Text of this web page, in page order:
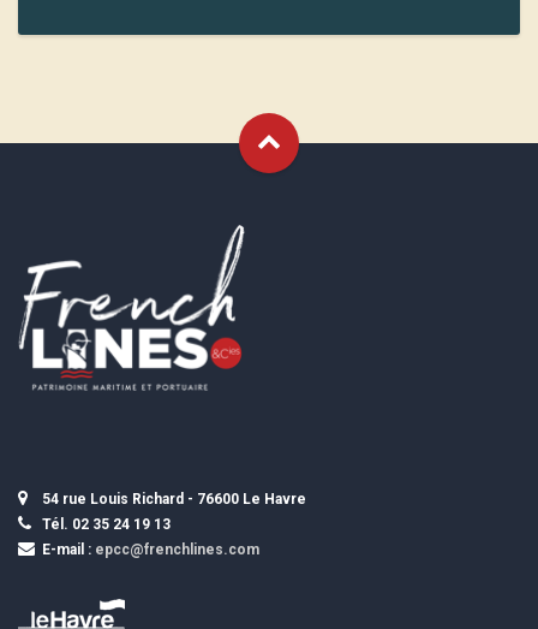
54 rue Louis Richard - 76600 Le Havre
Tél. 02 35 24 19 13
E-mail : epcc@frenchlines.com